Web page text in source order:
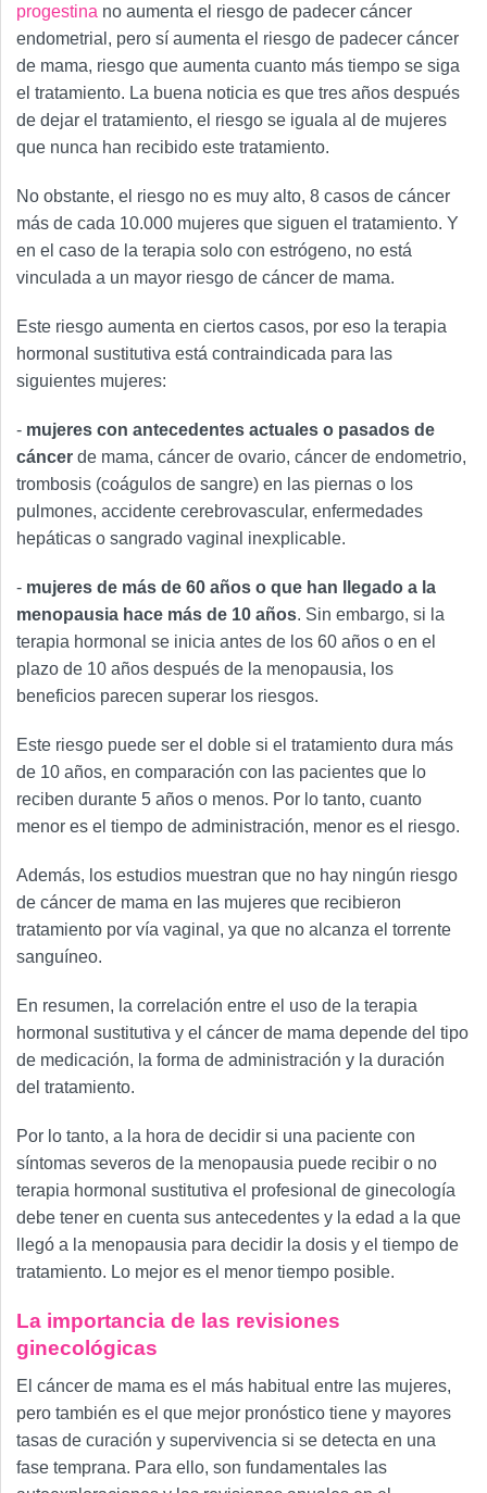
progestina no aumenta el riesgo de padecer cáncer
endometrial, pero sí aumenta el riesgo de padecer cáncer
de mama, riesgo que aumenta cuanto más tiempo se siga
el tratamiento. La buena noticia es que tres años después
de dejar el tratamiento, el riesgo se iguala al de mujeres
que nunca han recibido este tratamiento.
No obstante, el riesgo no es muy alto, 8 casos de cáncer
más de cada 10.000 mujeres que siguen el tratamiento. Y
en el caso de la terapia solo con estrógeno, no está
vinculada a un mayor riesgo de cáncer de mama.
Este riesgo aumenta en ciertos casos, por eso la terapia
hormonal sustitutiva está contraindicada para las
siguientes mujeres:
- mujeres con antecedentes actuales o pasados de
cáncer de mama, cáncer de ovario, cáncer de endometrio,
trombosis (coágulos de sangre) en las piernas o los
pulmones, accidente cerebrovascular, enfermedades
hepáticas o sangrado vaginal inexplicable.
- mujeres de más de 60 años o que han llegado a la
menopausia hace más de 10 años. Sin embargo, si la
terapia hormonal se inicia antes de los 60 años o en el
plazo de 10 años después de la menopausia, los
beneficios parecen superar los riesgos.
Este riesgo puede ser el doble si el tratamiento dura más
de 10 años, en comparación con las pacientes que lo
reciben durante 5 años o menos. Por lo tanto, cuanto
menor es el tiempo de administración, menor es el riesgo.
Además, los estudios muestran que no hay ningún riesgo
de cáncer de mama en las mujeres que recibieron
tratamiento por vía vaginal, ya que no alcanza el torrente
sanguíneo.
En resumen, la correlación entre el uso de la terapia
hormonal sustitutiva y el cáncer de mama depende del tipo
de medicación, la forma de administración y la duración
del tratamiento.
Por lo tanto, a la hora de decidir si una paciente con
síntomas severos de la menopausia puede recibir o no
terapia hormonal sustitutiva el profesional de ginecología
debe tener en cuenta sus antecedentes y la edad a la que
llegó a la menopausia para decidir la dosis y el tiempo de
tratamiento. Lo mejor es el menor tiempo posible.
La importancia de las revisiones
ginecológicas
El cáncer de mama es el más habitual entre las mujeres,
pero también es el que mejor pronóstico tiene y mayores
tasas de curación y supervivencia si se detecta en una
fase temprana. Para ello, son fundamentales las